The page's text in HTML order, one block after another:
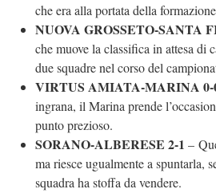
che era alla portata della
NUOVA GROSSETO-SANTA
che muove la classifica in attesa di
due squadre nel corso del
VIRTUS AMIATA-MARINA 0-
ingrana, il Marina prende
punto prezioso.
SORANO-ALBERESE 2-1 –
ma riesce ugualmente a spuntarla,
squadra ha stoffa da vendere.